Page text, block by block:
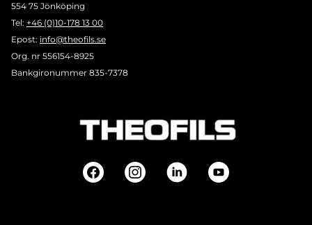
554 75 Jönköping
Tel: +46 (0)10-178 13 00
Epost: info@theofils.se
Org. nr 556154-8925
Bankgironummer 835-7378